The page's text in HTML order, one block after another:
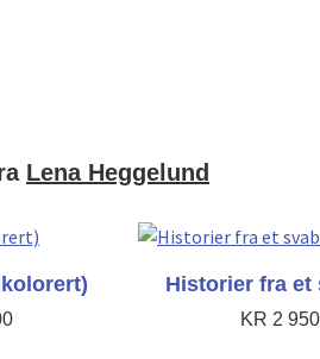
Lena Heggelund
Historier fra et
KR 2